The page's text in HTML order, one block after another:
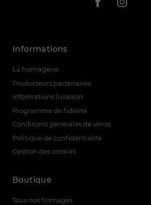
Informations
La fromagerie
Producteurs partenaires
Informations livraison
Programme de fidélité
Conditions générales de vente
Politique de confidentialité
Gestion des cookies
Boutique
Tous nos fromages